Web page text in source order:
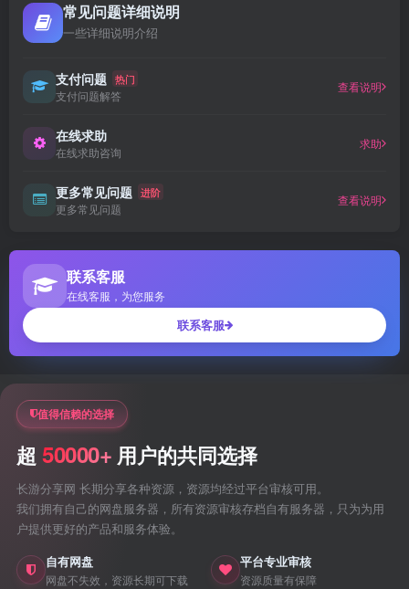
常见问题详细说明
一些详细说明介绍
支付问题 热门
支付问题解答
查看说明
在线求助
在线求助咨询
求助
更多常见问题 进阶
更多常见问题
查看说明
联系客服
在线客服，为您服务
联系客服
值得信赖的选择
超 50000+ 用户的共同选择
长游分享网 长期分享各种资源，资源均经过平台审核可用。
我们拥有自己的网盘服务器，所有资源审核存档自有服务器，只为为用
户提供更好的产品和服务体验。
自有网盘
网盘不失效，资源长期可下载
平台专业审核
资源质量有保障